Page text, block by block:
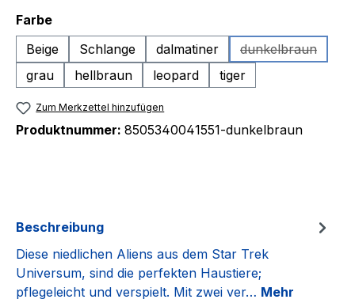
Farbeauswählen
Beige
Schlange dalmatiner dunkelbraun
(Diese Option
grau hellbraun leopard tiger
Zum Merkzettel hinzufügen
Produktnummer: 8505340041551-dunkelbraun
Beschreibung
Diese niedlichen Aliens aus dem Star Trek
Universum, sind die perfekten Haustiere;
pflegeleicht und verspielt. Mit zwei ver… Mehr